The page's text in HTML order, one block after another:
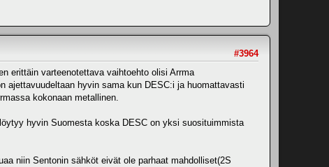
#3964
erittäin varteenotettava vaihtoehto olisi Arrma
ajettavuudeltaan hyvin sama kun DESC:i ja huomattavasti
kokonaan metallinen.
hyvin Suomesta koska DESC on yksi suosituimmista
niin Sentonin sähköt eivät ole parhaat mahdolliset(2S